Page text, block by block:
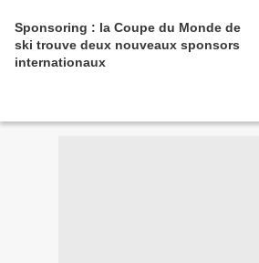
Sponsoring : la Coupe du Monde de
ski trouve deux nouveaux sponsors
internationaux